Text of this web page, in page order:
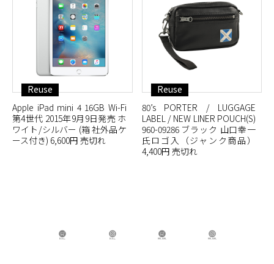
Reuse
Apple iPad mini 4 16GB Wi-Fi
第4世代 2015年9月9日発売 ホ
ワイト/シルバー (箱 社外品ケ
ース付き) 6,600円 売切れ
Reuse
80’s PORTER / LUGGAGE
LABEL / NEW LINER POUCH(S)
960-09286 ブラック 山口幸一
氏ロゴ入（ジャンク商品）
4,400円 売切れ
B.B.L Store BBL GIRL Store